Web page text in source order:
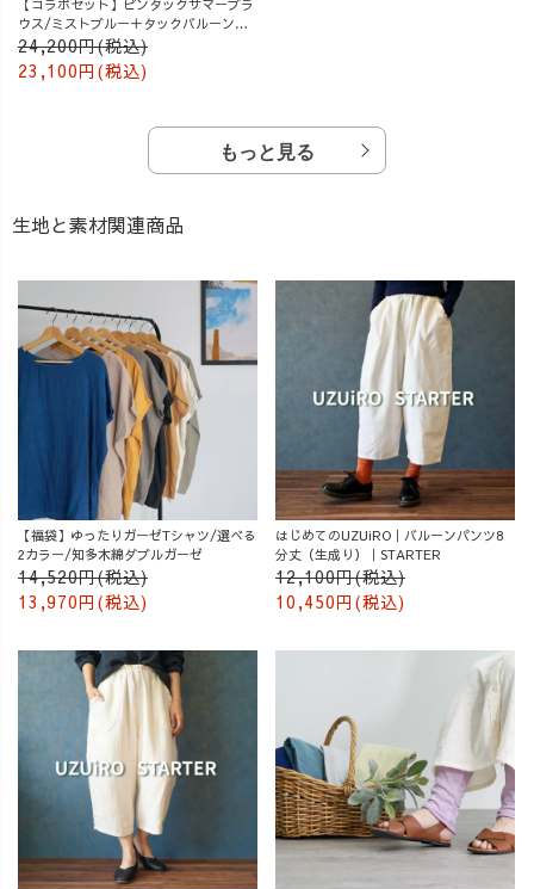
【コラボセット】ピンタックサマーブラ
ウス/ミストブルー＋タックバルーンパ
ンツ/グレージュ
24,200円(税込)
23,100円(税込)
もっと見る
生地と素材関連商品
【福袋】ゆったりガーゼTシャツ/選べる
2カラー/知多木綿ダブルガーゼ
14,520円(税込)
13,970円(税込)
はじめてのUZUiRO｜バルーンパンツ8
分丈（生成り）｜STARTER
12,100円(税込)
10,450円(税込)